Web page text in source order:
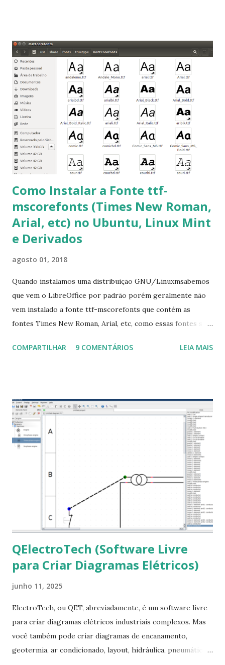
que contém essas fontes. Ao instalar o GNU/Linux abra o
terminal e execute o comando: $ sudo apt-get install ttf-
mscorefonts-installer Leia os termos de uso e avance
clicando em “Ok” Agora aceite os termos de uso clicando
em “Sim” Pronto agora abra o LibreOffice e veja se as
fontes Times New Roman, Arial estão instaladas. Caso
ocorra algum erro ou precisa reinstalar, execute: $ sudo
apt-get install --reinstall ttf-mscorefonts-installer
Como Instalar a Fonte ttf-
mscorefonts (Times New Roman,
Arial, etc) no Ubuntu, Linux Mint
e Derivados
agosto 01, 2018
Quando instalamos uma distribuição GNU/Linuxmsabemos
que vem o LibreOffice por padrão porém geralmente não
vem instalado a fonte ttf-mscorefonts que contém as
fontes Times New Roman, Arial, etc, como essas fontes são
a Associação Brasileira de Normas Técnicas (ABNT), exige
que contém essas fontes. Ao instalar o GNU/Linux abra o
terminal e execute o comando: $ sudo apt-get install ttf-
mscorefonts-installer Leia os termos de uso e avance
clicando em “Ok” Agora aceite os termos de uso clicando
em “Sim” Pronto agora abra o LibreOffice e veja se as
fontes Times New Roman, Arial estão instaladas. Caso
ocorra algum erro ou precisa reinstalar, execute: $ sudo
apt-get install --reinstall ttf-mscorefonts-installer
COMPARTILHAR 9 COMENTÁRIOS LEIA MAIS
QElectroTech (Software Livre
para Criar Diagramas Elétricos)
junho 11, 2025
ElectroTech, ou QET, abreviadamente, é um software livre
para criar diagramas elétricos industriais complexos. Mas
você também pode criar diagramas de encanamento,
geotermia, ar condicionado, layout, hidráulica, pneumática,